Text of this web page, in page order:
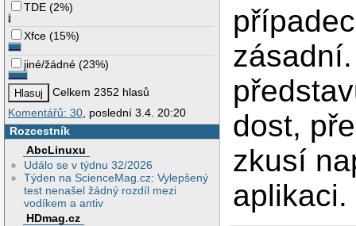
TDE (2%)
Xfce (15%)
jiné/žádné (23%)
Celkem 2352 hlasů
Komentářů: 30 , poslední 3.4. 20:20
Rozcestník
AbcLinuxu
Událo se v týdnu 32/2026
Týden na ScienceMag.cz: Vylepšený
test nenašel žádný rozdíl mezi
vodíkem a antiv
HDmag.cz
dost,
zkusí
aplikaci.